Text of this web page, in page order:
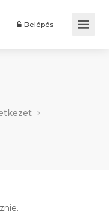
Belépés